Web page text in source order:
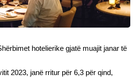
hotelierike gjatë muajit janar të
2023, janë rritur për 6,3 për qind,